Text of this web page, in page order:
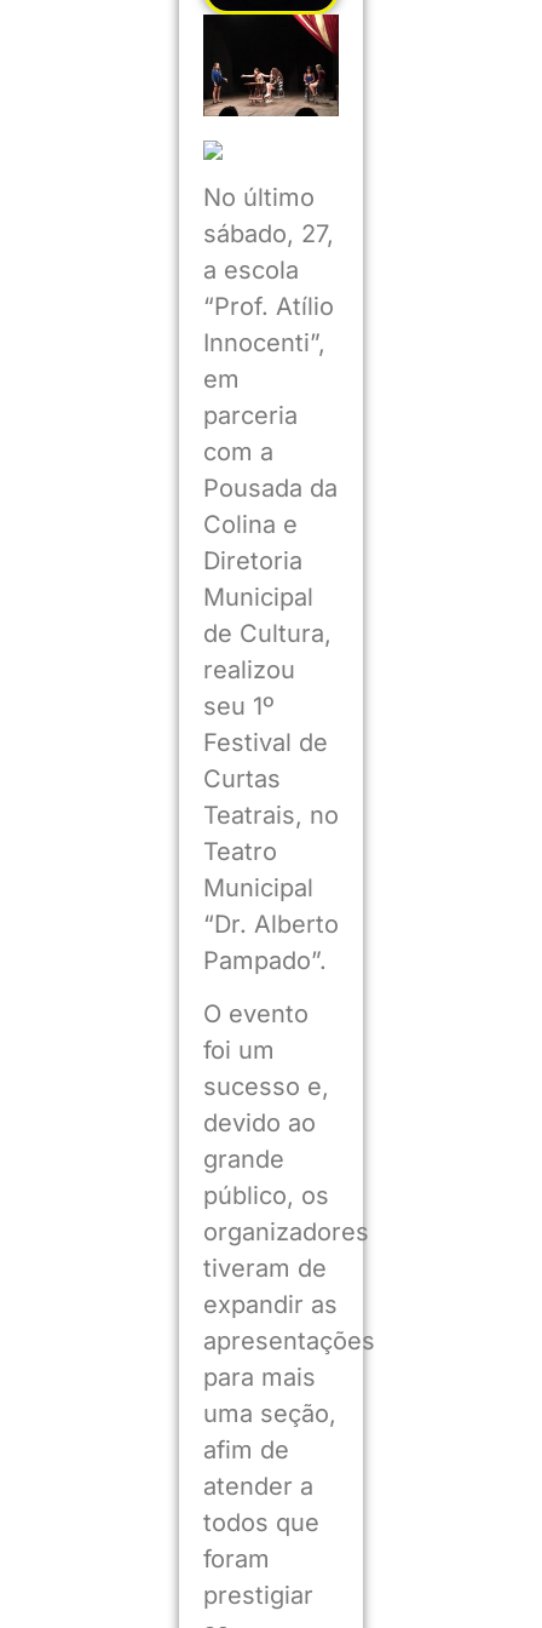
No último
sábado, 27,
a escola
“Prof. Atílio
Innocenti”,
em
parceria
com a
Pousada da
Colina e
Diretoria
Municipal
de Cultura,
realizou
seu 1º
Festival de
Curtas
Teatrais, no
Teatro
Municipal
“Dr. Alberto
Pampado”.
O evento
foi um
sucesso e,
devido ao
grande
público, os
organizadores
tiveram de
expandir as
apresentações
para mais
uma seção,
afim de
atender a
todos que
foram
prestigiar